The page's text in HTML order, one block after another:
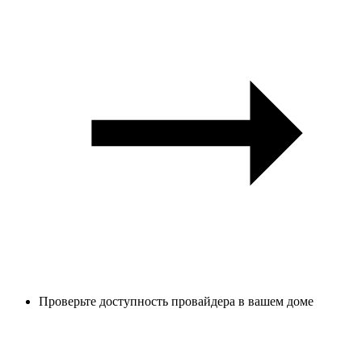
Проверьте доступность провайдера в вашем доме